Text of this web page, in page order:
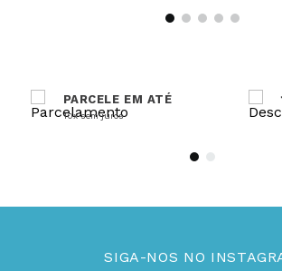
PARCELE EM ATÉ
10x sem juros
SIGA-NOS NO